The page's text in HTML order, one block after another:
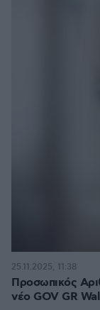
Προσωπικός
νέο GOV GR
25.11.2025, 11:38